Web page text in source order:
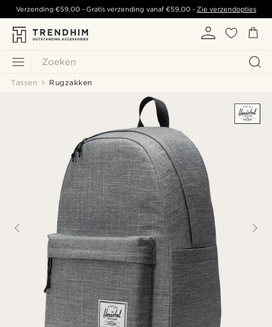
Zoeken
Verzending€59,00 - Gratis verzending vanaf €59,00- Zie verzendopties
Tassen Rugzakken